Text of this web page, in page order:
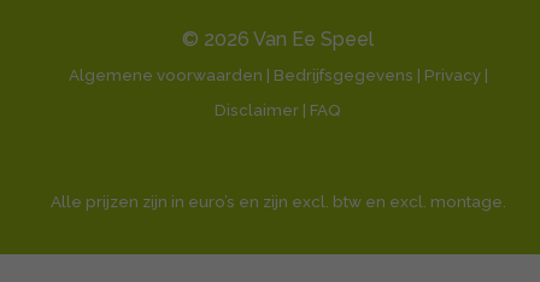
© 2026 Van Ee Speel
Algemene voorwaarden | Bedrijfsgegevens | Privacy |
Disclaimer | FAQ
Alle prijzen zijn in euro’s en zijn excl. btw en excl. montage.